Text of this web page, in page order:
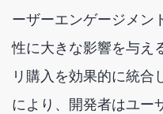
ーザーエンゲージメン
性に大きな影響を与え
リ購入を効果的に統合
により、開発者はユー